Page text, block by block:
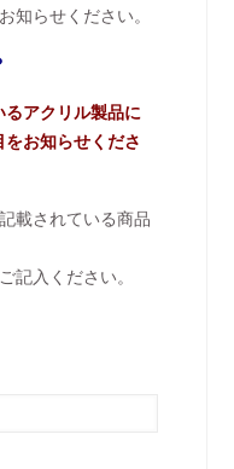
知らせください。
アクリル製品に
お知らせくださ
載されている商品
記入ください。